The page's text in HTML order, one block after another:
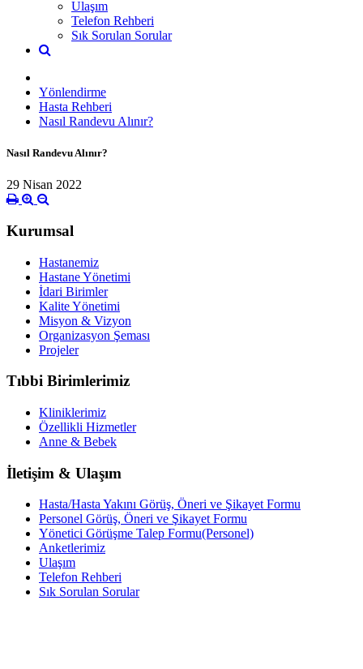
Ulaşım
Telefon Rehberi
Sık Sorulan Sorular
Yönlendirme
Hasta Rehberi
Nasıl Randevu Alınır?
Nasıl Randevu Alınır?
29 Nisan 2022
Kurumsal
Hastanemiz
Hastane Yönetimi
İdari Birimler
Kalite Yönetimi
Misyon & Vizyon
Organizasyon Şeması
Projeler
Tıbbi Birimlerimiz
Kliniklerimiz
Özellikli Hizmetler
Anne & Bebek
İletişim & Ulaşım
Hasta/Hasta Yakını Görüş, Öneri ve Şikayet Formu
Personel Görüş, Öneri ve Şikayet Formu
Yönetici Görüşme Talep Formu(Personel)
Anketlerimiz
Ulaşım
Telefon Rehberi
Sık Sorulan Sorular